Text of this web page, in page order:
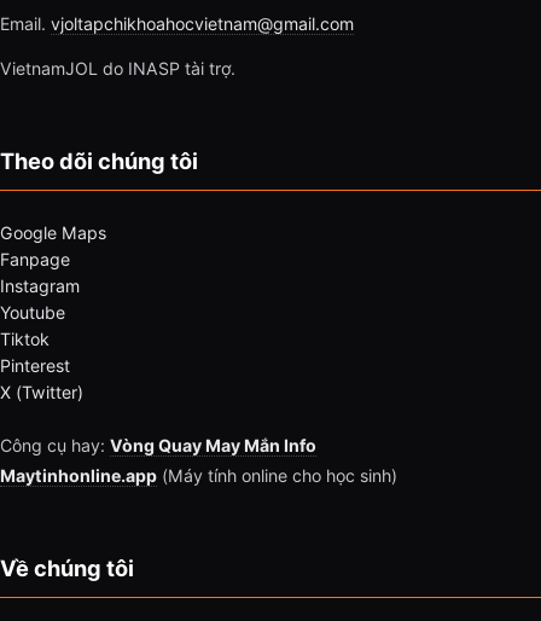
Email. vjoltapchikhoahocvietnam@gmail.com
VietnamJOL do INASP tài trợ.
Theo dõi chúng tôi
Google Maps
Fanpage
Instagram
Youtube
Tiktok
Pinterest
X (Twitter)
Công cụ hay: Vòng Quay May Mắn Info
Maytinhonline.app (Máy tính online cho học sinh)
Về chúng tôi